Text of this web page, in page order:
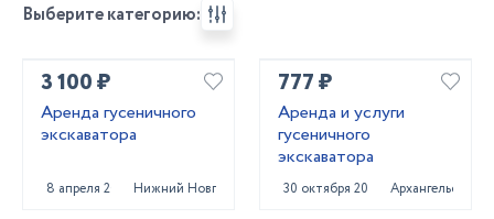
Выберите категорию:
3 100 ₽
Аренда гусеничного
экскаватора
8 апреля 2025 Нижний Новгород
777 ₽
Аренда и услуги
гусеничного
экскаватора
30 октября 2024 Архангельск